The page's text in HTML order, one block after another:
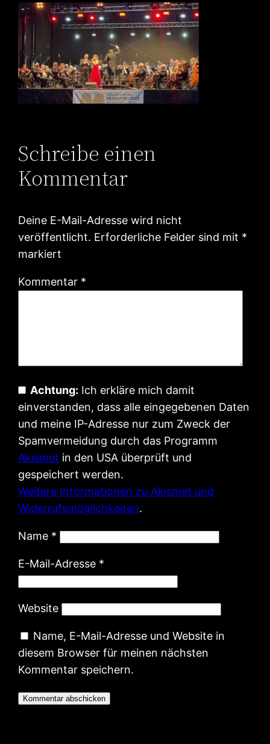
Schreibe einen
Kommentar
Deine E-Mail-Adresse wird nicht
veröffentlicht. Erforderliche Felder sind mit *
markiert
Kommentar *
Achtung: Ich erkläre mich damit
einverstanden, dass alle eingegebenen Daten
und meine IP-Adresse nur zum Zweck der
Spamvermeidung durch das Programm
Akismet in den USA überprüft und
gespeichert werden.
Weitere Informationen zu Akismet und
Widerrufsmöglichkeiten.
Name *
E-Mail-Adresse *
Website
Name, E-Mail-Adresse und Website in
diesem Browser für meinen nächsten
Kommentar speichern.